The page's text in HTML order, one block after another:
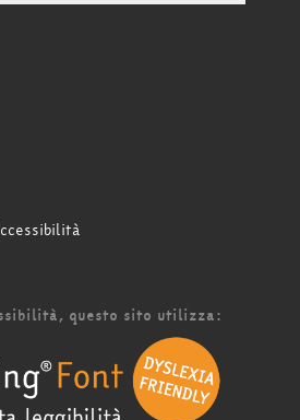
questo sito utilizza: